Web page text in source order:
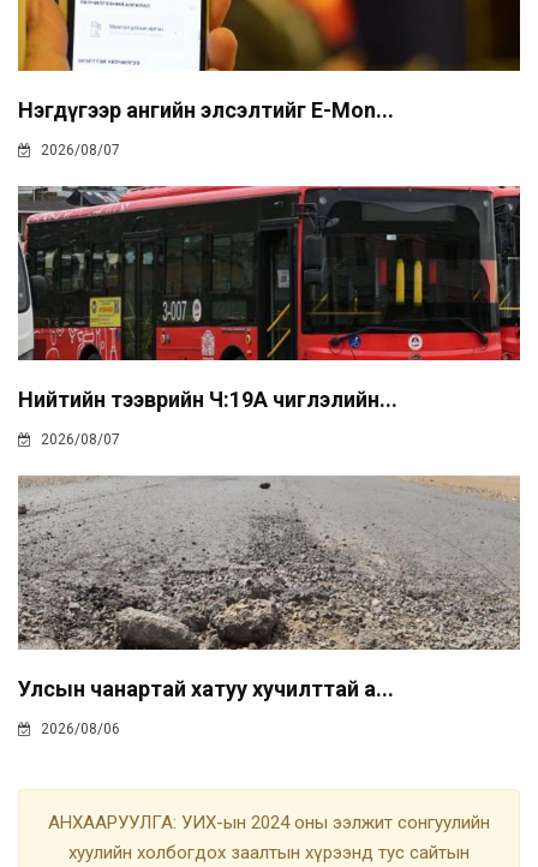
Нэгдүгээр ангийн элсэлтийг E-Mon...
2026/08/07
Нийтийн тээврийн Ч:19А чиглэлийн...
2026/08/07
Улсын чанартай хатуу хучилттай а...
2026/08/06
АНХААРУУЛГА: УИХ-ын 2024 оны ээлжит сонгуулийн
хуулийн холбогдох заалтын хүрээнд тус сайтын